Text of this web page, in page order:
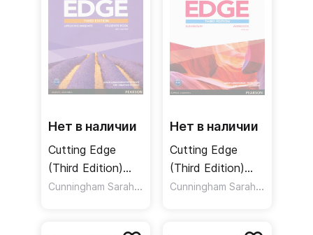
Нет в наличии
Cutting Edge
(Third Edition)
Upper-
Cunningham Sarah
,Moor Peter,Bygrave Jonathan
Нет в наличии
Cutting Edge
(Third Edition)
Elementary
Cunningham Sarah
,Moor